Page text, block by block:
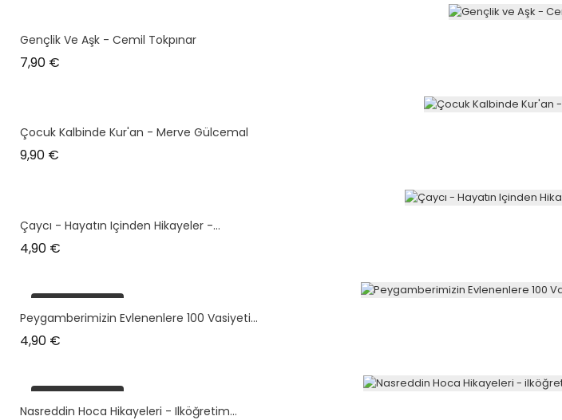
Gençlik Ve Aşk - Cemil Tokpınar
7,90 €
Çocuk Kalbinde Kur'an - Merve Gülcemal
9,90 €
Çaycı - Hayatın Içinden Hikayeler -...
4,90 €
plus en stock
Peygamberimizin Evlenenlere 100 Vasiyeti...
4,90 €
plus en stock
Nasreddin Hoca Hikayeleri - Ilköğretim...